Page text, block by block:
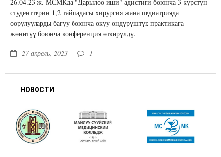
26.04.23 ж. МСМКда "Дарылоо иши" адистиги боюнча 3-курстун
студенттерин 1,2 тайпадагы хирургия жана педиатрияда
оорулууларды багуу боюнча окуу-өндүрүштүк практикага
жөнөтүү боюнча конференция өткөрүлдү.
27 апрель, 2023 1
НОВОСТИ